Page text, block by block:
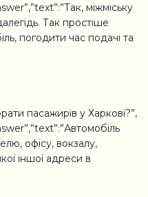
міжміську
Так простіше
погодити час подачі та
пасажирів у Харкові?”,
офісу, вокзалу,
іншої адреси в